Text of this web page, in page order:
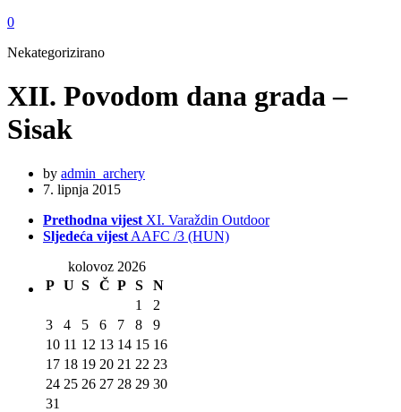
0
Nekategorizirano
XII. Povodom dana grada –
Sisak
by admin_archery
7. lipnja 2015
Prethodna vijest XI. Varaždin Outdoor
Sljedeća vijest AAFC /3 (HUN)
kolovoz 2026
P U S Č P S
N
1
2
3
4 5 6 7 8
9
10 11 12 13 14 15 16
17 18 19 20 21 22 23
24 25 26 27 28 29 30
31